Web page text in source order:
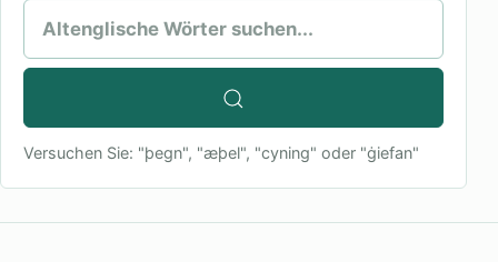
Versuchen Sie: "þegn", "æþel", "cyning" oder "ġiefan"